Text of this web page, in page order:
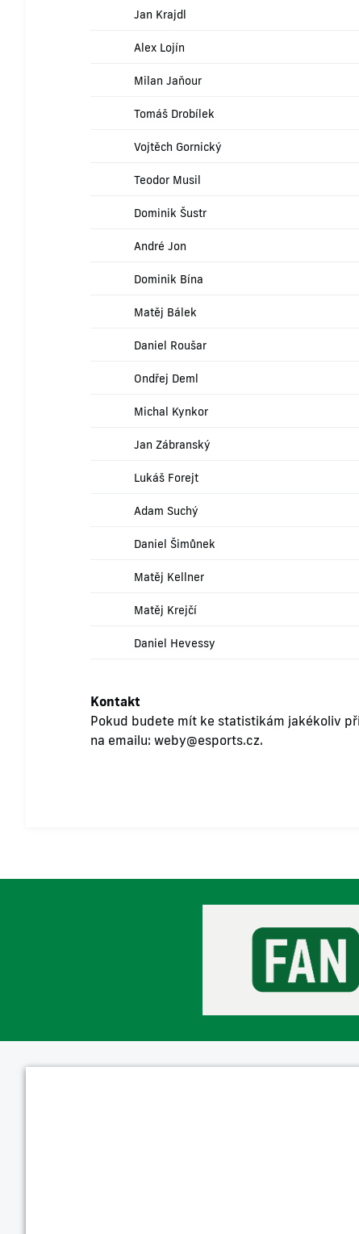
Jan Krajdl
Alex Lojín
Milan Jaňour
Tomáš Drobílek
Vojtěch Gornický
Teodor Musil
Dominik Šustr
André Jon
Dominik Bína
Matěj Bálek
Daniel Roušar
Ondřej Deml
Michal Kynkor
Jan Zábranský
Lukáš Forejt
Adam Suchý
Daniel Šimůnek
Matěj Kellner
Matěj Krejčí
Daniel Hevessy
Kontakt
Pokud budete mít ke statistikám jakékoliv
na emailu: weby@esports.cz.